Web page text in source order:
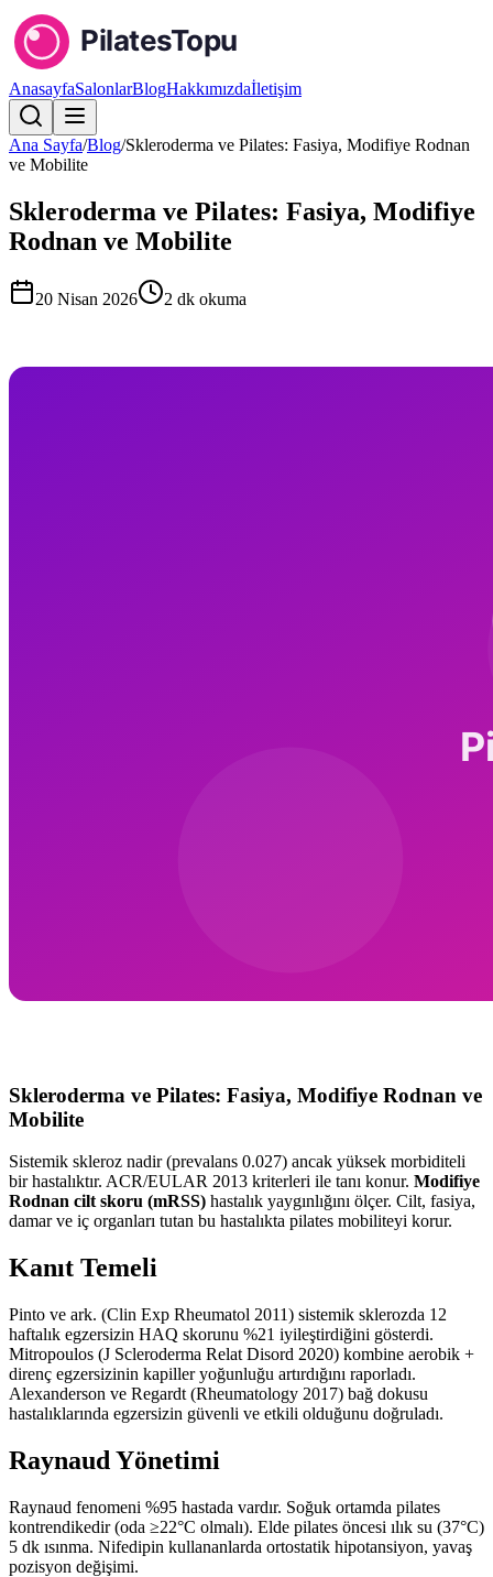
AnasayfaSalonlarBlogHakkımızdaİletişim
Ana Sayfa/Blog/Skleroderma ve Pilates: Fasiya, Modifiye Rodnan
ve Mobilite
Skleroderma ve Pilates: Fasiya, Modifiye
Rodnan ve Mobilite
20 Nisan 2026 2 dk okuma
Skleroderma ve Pilates: Fasiya, Modifiye Rodnan ve
Mobilite
Sistemik skleroz nadir (prevalans 0.027) ancak yüksek morbiditeli
bir hastalıktır. ACR/EULAR 2013 kriterleri ile tanı konur. Modifiye
Rodnan cilt skoru (mRSS) hastalık yaygınlığını ölçer. Cilt, fasiya,
damar ve iç organları tutan bu hastalıkta pilates mobiliteyi korur.
Kanıt Temeli
Pinto ve ark. (Clin Exp Rheumatol 2011) sistemik sklerozda 12
haftalık egzersizin HAQ skorunu %21 iyileştirdiğini gösterdi.
Mitropoulos (J Scleroderma Relat Disord 2020) kombine aerobik +
direnç egzersizinin kapiller yoğunluğu artırdığını raporladı.
Alexanderson ve Regardt (Rheumatology 2017) bağ dokusu
hastalıklarında egzersizin güvenli ve etkili olduğunu doğruladı.
Raynaud Yönetimi
Raynaud fenomeni %95 hastada vardır. Soğuk ortamda pilates
kontrendikedir (oda ≥22°C olmalı). Elde pilates öncesi ılık su (37°C)
5 dk ısınma. Nifedipin kullananlarda ortostatik hipotansiyon, yavaş
pozisyon değişimi.